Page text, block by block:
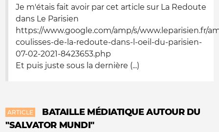
Je m'étais fait avoir par cet article sur La Redoute
dans Le Parisien
https://www.google.com/amp/s/www.leparisien.fr/
coulisses-de-la-redoute-dans-l-oeil-du-parisien-
07-02-2021-8423653.php
Et puis juste sous la dernière (...)
ARTICLE
BATAILLE MÉDIATIQUE AUTOUR DU
"SALVATOR MUNDI"